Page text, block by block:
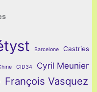
Barcelone Castries
CID34 Cyril Meunier
François Vasquez